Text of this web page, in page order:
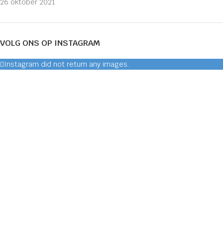
26 oktober 2021
VOLG ONS OP INSTAGRAM
Instagram did not return any images.